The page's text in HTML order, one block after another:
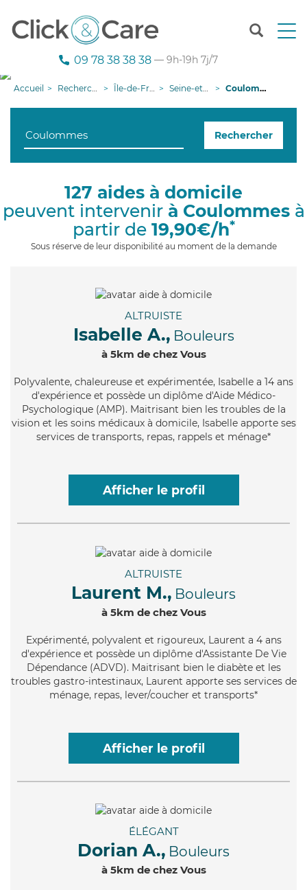
T
n
g
i
09 78 38 38 38 — 9h-19h 7j/7
Accueil Recherche aide à domicile Île-de-France Seine-et-Marne Coulommes
Rechercher
127 aides à domicile
peuvent intervenir à Coulommesà
partir de 19,90€/h*
Sous réserve de leur disponibilité au moment de la demande
ALTRUISTE
Isabelle A., Bouleurs
à 5km de chez Vous
Polyvalente, chaleureuse et expérimentée, Isabelle a 14 ans
d'expérience et possède un diplôme d'Aide Médico-
Psychologique (AMP). Maitrisant bien les troubles de la
vision et les soins médicaux à domicile, Isabelle apporte ses
services de transports, repas, rappels et ménage*
Afficher le profil
ALTRUISTE
Laurent M., Bouleurs
à 5km de chez Vous
Expérimenté, polyvalent et rigoureux, Laurent a 4 ans
d'expérience et possède un diplôme d'Assistante De Vie
Dépendance (ADVD). Maitrisant bien le diabète et les
troubles gastro-intestinaux, Laurent apporte ses services de
ménage, repas, lever/coucher et transports*
Afficher le profil
ÉLÉGANT
Dorian A., Bouleurs
à 5km de chez Vous